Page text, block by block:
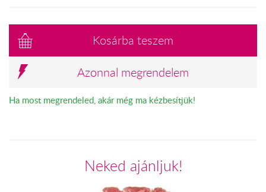
Kosárba teszem
Azonnal megrendelem
Ha most megrendeled, akár még ma kézbesítjük!
Neked ajánljuk!